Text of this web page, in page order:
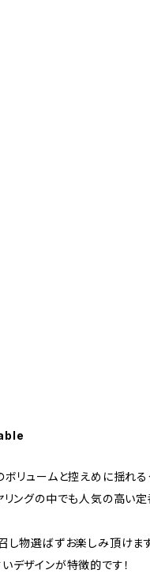
リュームと控えめに揺れ
ングの中でも人気の高い定
し物選ばずお楽しみ頂けま
デザインが特徴的です！